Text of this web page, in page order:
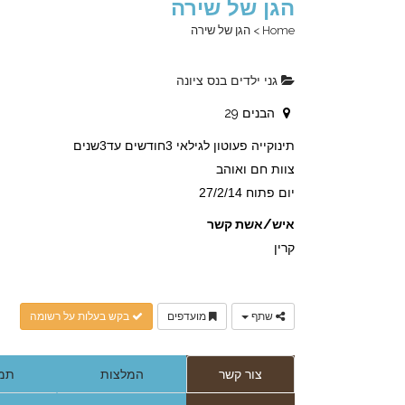
הגן של שירה
Home
> הגן של שירה
גני ילדים בנס ציונה
הבנים 29
תינוקייה פעוטון לגילאי 3חודשים עד3שנים
צוות חם ואוהב
יום פתוח 27/2/14
איש/אשת קשר
קרין
שתף מועדפים בקש בעלות על רשומה
צור קשר המלצות